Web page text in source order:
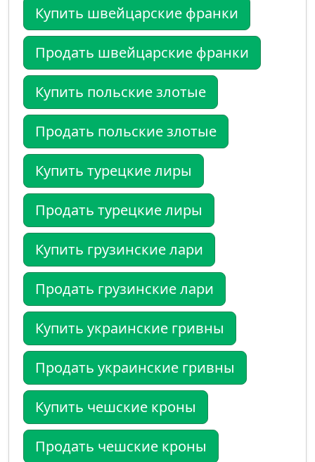
Купить швейцарские франки
Продать швейцарские франки
Купить польские злотые
Продать польские злотые
Купить турецкие лиры
Продать турецкие лиры
Купить грузинские лари
Продать грузинские лари
Купить украинские гривны
Продать украинские гривны
Купить чешские кроны
Продать чешские кроны